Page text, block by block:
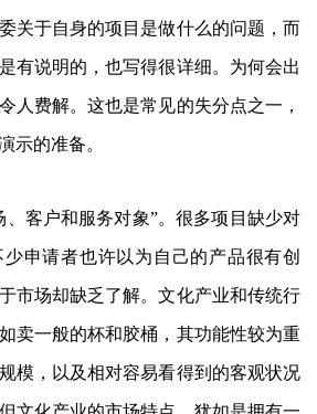
关于自身的项目是做什么的问题，而
有说明的，也写得很详细。为何会出
人费解。这也是常见的失分点之一，
示的准备。
、客户和服务对象”。很多项目缺少对
申请者也许以为自己的产品很有创
市场却缺乏了解。文化产业和传统行
卖一般的杯和胶桶，其功能性较为重
模，以及相对容易看得到的客观状况